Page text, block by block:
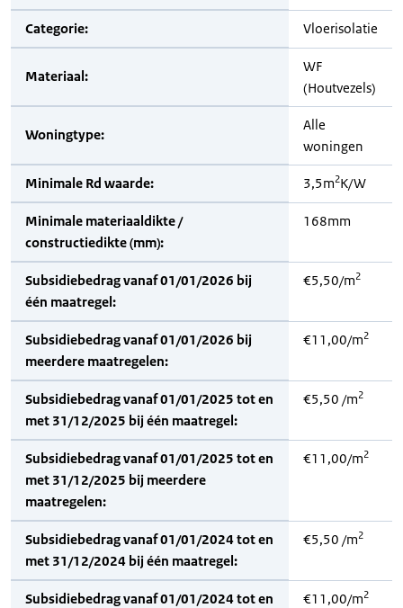
Categorie: Vloerisolatie
Materiaal:
WF
(Houtvezels)
Woningtype:
Alle
woningen
Minimale Rd waarde: 3,5m2K/W
Minimale materiaaldikte /
constructiedikte (mm):
168mm
Subsidiebedrag vanaf 01/01/2026 bij
één maatregel:
€5,50/m2
Subsidiebedrag vanaf 01/01/2026 bij
meerdere maatregelen:
€11,00/m2
Subsidiebedrag vanaf 01/01/2025 tot en
met 31/12/2025 bij één maatregel:
€5,50 /m2
Subsidiebedrag vanaf 01/01/2025 tot en
met 31/12/2025 bij meerdere
maatregelen:
€11,00/m2
Subsidiebedrag vanaf 01/01/2024 tot en
met 31/12/2024 bij één maatregel:
€5,50 /m2
Subsidiebedrag vanaf 01/01/2024 tot en
€11,00/m2